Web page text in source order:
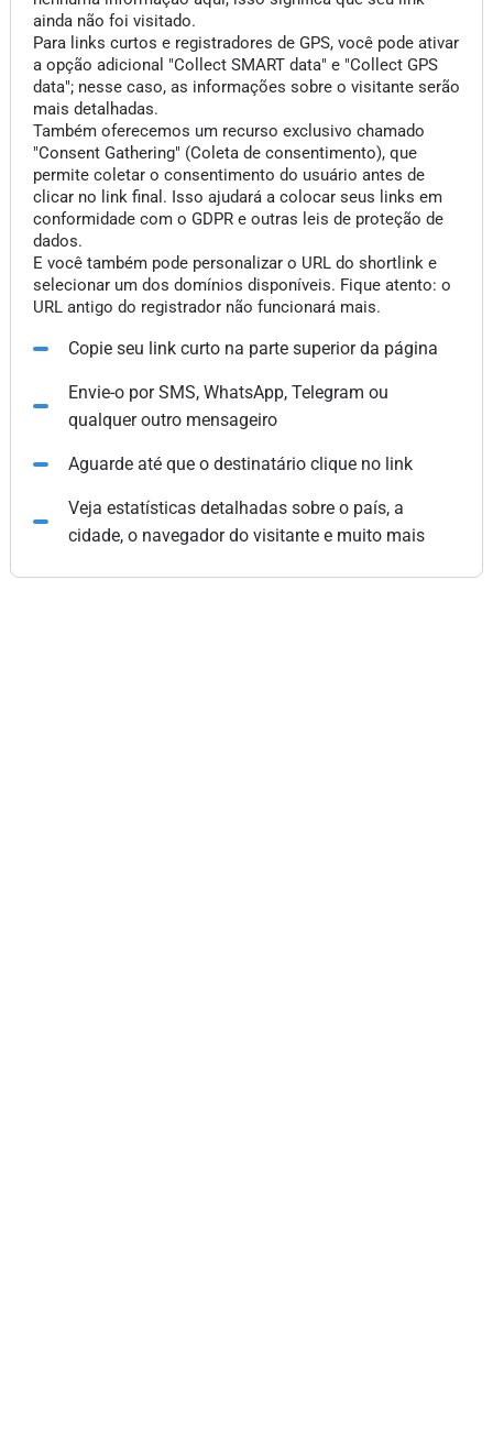
ainda não foi visitado.
Para links curtos e registradores de GPS, você pode ativar
a opção adicional "Collect SMART data" e "Collect GPS
data"; nesse caso, as informações sobre o visitante serão
mais detalhadas.
Também oferecemos um recurso exclusivo chamado
"Consent Gathering" (Coleta de consentimento), que
permite coletar o consentimento do usuário antes de
clicar no link final. Isso ajudará a colocar seus links em
conformidade com o GDPR e outras leis de proteção de
dados.
E você também pode personalizar o URL do shortlink e
selecionar um dos domínios disponíveis. Fique atento: o
URL antigo do registrador não funcionará mais.
Copie seu link curto na parte superior da página
Envie-o por SMS, WhatsApp, Telegram ou
qualquer outro mensageiro
Aguarde até que o destinatário clique no link
Veja estatísticas detalhadas sobre o país, a
cidade, o navegador do visitante e muito mais